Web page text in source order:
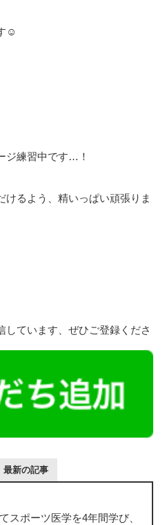
☺︎
ジ練習中です…！
けるよう、精いっぱい頑張りま
しています、ぜひご登録くださ
最新の記事
スポーツ医学を4年間学び、